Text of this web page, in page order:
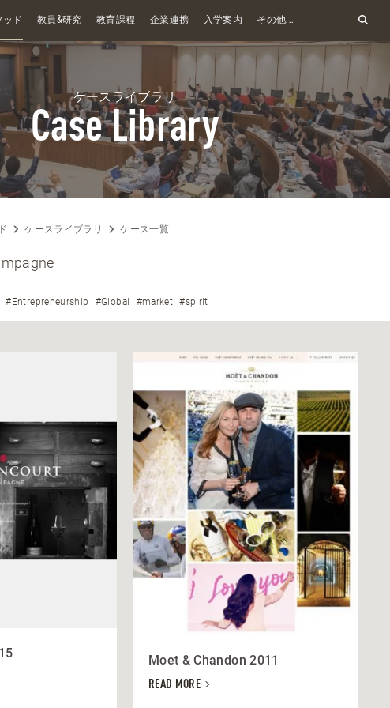
ッド 教員&研究 教育課程 企業連携 入学案内 その他...
ケースライブラリ
Case Library
ケースライブラリ ケース一覧
#Entrepreneurship #Global #market #spirit
Moet & Chandon 2011
READ MORE